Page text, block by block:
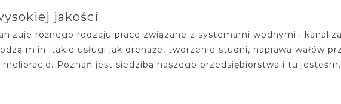
jakości
różnego rodzaju prace związane z systemami wodnymi i
m.in. takie usługi jak drenaże, tworzenie studni, naprawa wałów
Poznań jest siedzibą naszego przedsiębiorstwa i tu